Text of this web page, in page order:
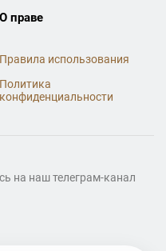
О праве
Правила использования
Политика
конфиденциальности
на наш телеграм-канал